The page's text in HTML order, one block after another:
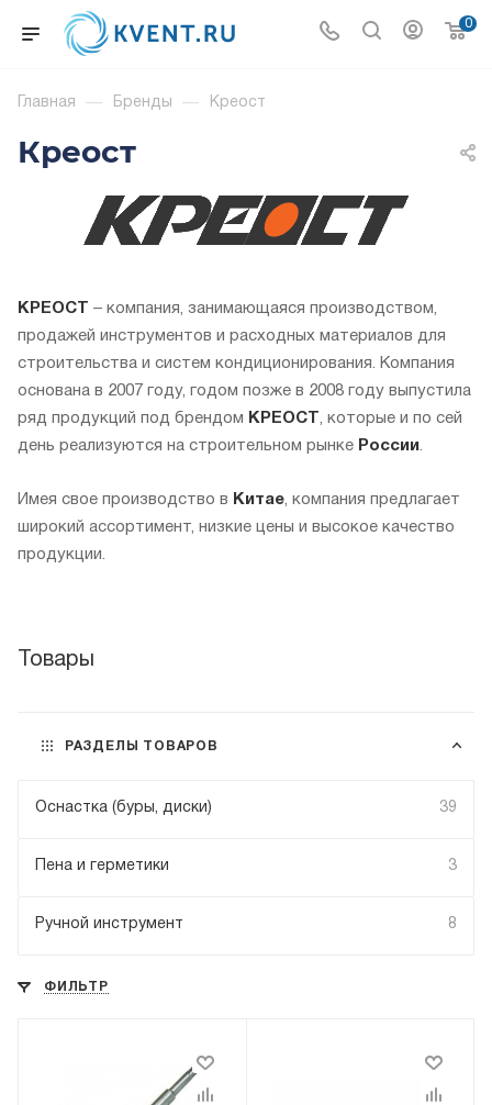
0
Главная — Бренды — Креост
Креост
КРЕОСТ – компания, занимающаяся производством,
продажей инструментов и расходных материалов для
строительства и систем кондиционирования. Компания
основана в 2007 году, годом позже в 2008 году выпустила
ряд продукций под брендом КРЕОСТ , которые и по сей
день реализуются на строительном рынке России
Имея свое производство в Китае, компания предлагает
широкий ассортимент, низкие цены и высокое качество
продукции.
Товары
РАЗДЕЛЫ ТОВАРОВ
Оснастка (буры, диски) 39
Пена и герметики 3
Ручной инструмент 8
ФИЛЬТР